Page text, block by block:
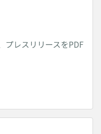
プレスリリースをPDF